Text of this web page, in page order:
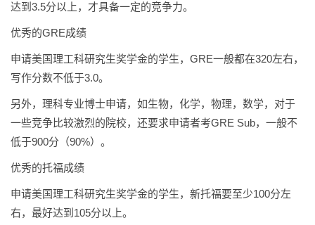
达到3.5分以上，才具备一定的竞争力。
优秀的GRE成绩
申请美国理工科研究生奖学金的学生，GRE一般都在320左右，
写作分数不低于3.0。
另外，理科专业博士申请，如生物，化学，物理，数学，对于
一些竞争比较激烈的院校，还要求申请者考GRE Sub，一般不
低于900分（90%）。
优秀的托福成绩
申请美国理工科研究生奖学金的学生，新托福要至少100分左
右，最好达到105分以上。